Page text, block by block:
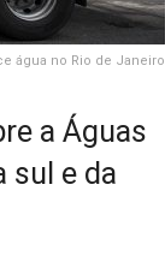
água no Rio de Janeiro
a Águas
sul e da